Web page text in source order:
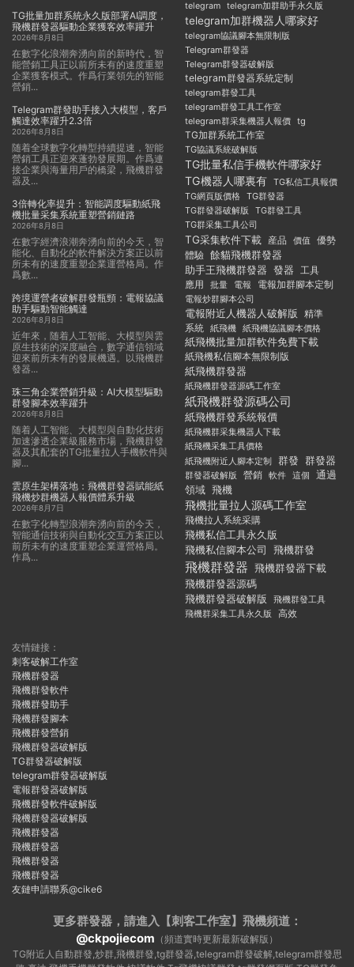
TG批量加群系統永久版部署AI調度，
飛機群發器驅動企業獲客效率躍升
2026年8月8日
在數字化浪潮奔湧向前的新時代，智
能營銷工具正以前所未有的速度重塑
企業獲客模式。作爲行業領先的智能
營銷...
Telegram群發助手接入大模型，客戶
觸達效率躍升2.3倍
2026年8月8日
随着全球數字化轉型持續提速，智能
營銷工具正迎來蓬勃發展期。作爲連
接企業與海量用戶的橋梁，飛機群發
器及...
3倍轉化率提升：智能調度驅動紙飛
機批量采集系統重塑營銷鏈路
2026年8月8日
在數字經濟浪潮奔湧向前的今天，智
能化、自動化的軟件解決方案正以前
所未有的速度重塑企業運營格局。作
爲數...
跨境運營者破解群發瓶頸：電報協議
助手驅動智能觸達
2026年8月8日
近年來，随着人工智能、大模型與雲
原生技術的深度融合，數字通信領域
迎來前所未有的發展機遇。以飛機群
發器...
珠三角企業營銷升級：AI大模型驅動
群發腳本效率躍升
2026年8月8日
随着人工智能、大模型與自動化技術
加速滲透企業級服務市場，飛機群發
器及其配套的TG批量拉人手機軟件與
腳...
雲原生架構落地：飛機群發器賦能紙
飛機炒群機器人報價體系升級
2026年8月7日
在數字化轉型浪潮奔湧向前的今天，
智能通信技術與自動化交互方案正以
前所未有的速度重塑企業運營格局。
作爲...
telegram telegram加群助手永久版
telegram加群機器人哪家好
telegram協議腳本無限制版
Telegram群發器
Telegram群發器破解版
telegram群發器系統定制
telegram群發工具
telegram群發工具工作室
telegram群采集機器人報價 tg
TG加群系統工作室
TG協議系統破解版
TG批量私信手機軟件哪家好
TG機器人哪裏有 TG私信工具報價
TG網頁版價格
TG群發器
TG群發器破解版
TG群發工具
TG群采集工具公司
TG采集軟件下載 産品 價值 優勢
體驗 餘貓飛機群發器
助手王飛機群發器 發器 工具
應用
批量 電報 電報加群腳本定制
電報炒群腳本公司
電報附近人機器人破解版 精準
系統 紙飛機 紙飛機協議腳本價格
紙飛機批量加群軟件免費下載
紙飛機私信腳本無限制版
紙飛機群發器
紙飛機群發器源碼工作室
紙飛機群發源碼公司
紙飛機群發系統報價
紙飛機群采集機器人下載
紙飛機采集工具價格
紙飛機附近人腳本定制
群發 群發器
群發器破解版 營銷 軟件 這個
通過
領域 飛機
飛機批量拉人源碼工作室
飛機拉人系統采購
飛機私信工具永久版
飛機私信腳本公司
飛機群發
飛機群發器 飛機群發器下載
飛機群發器源碼
飛機群發器破解版
飛機群發工具
飛機群采集工具永久版
高效
友情鏈接：
刺客破解工作室
飛機群發器
飛機群發軟件
飛機群發助手
飛機群發腳本
飛機群發營銷
飛機群發器破解版
TG群發器破解版
telegram群發器破解版
電報群發器破解版
飛機群發軟件破解版
飛機群發器破解版
飛機群發器
飛機群發器
飛機群發器
飛機群發器
友鏈申請聯系@cike6
更多群發器，請進入【刺客工作室】 飛機頻道：
@ckpojiecom （頻道實時更新最新破解版）
TG附近人自動群發,炒群,飛機群發,tg群發器,telegram群發破解,telegram群發思